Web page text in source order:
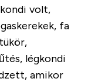
volt,
fa
légkondi
amikor